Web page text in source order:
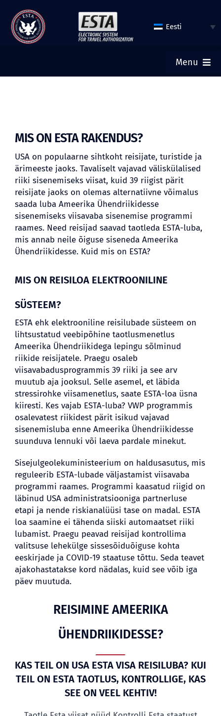
sisu
juurde
Eesti
Menu
KONTROLLIGE ESTA STAATUST
TURISMIVIISA
ABI
BLOGI
MIS ON ESTA RAKENDUS?
USA on populaarne sihtkoht reisijate, turistide ja
ärimeeste jaoks. Tavaliselt vajavad väliskülalised
riiki sisenemiseks viisat, kuid 39 riigist pärit
reisijate jaoks on olemas alternatiivne võimalus
saada luba Ameerika Ühendriikidesse
sisenemiseks viisavaba sisenemise programmi
raames. Need reisijad saavad taotleda ESTA-luba,
mis annab neile õiguse siseneda Ameerika
Ühendriikidesse. Kuid mis on ESTA?
MIS ON REISILOA ELEKTROONILINE
SÜSTEEM?
ESTA ehk elektrooniline reisilubade süsteem on
lihtsustatud veebipõhine taotlusmenetlus
Ameerika Ühendriikidega lepingu sõlminud
riikide reisijatele. Praegu osaleb
viisavabadusprogrammis 39 riiki ja see arv
muutub aja jooksul. Selle asemel, et läbida
stressirohke viisamenetlus, saate ESTA-loa üsna
kiiresti. Kes vajab ESTA-luba? VWP programmis
osalevatest riikidest pärit isikud vajavad
sisenemisluba enne Ameerika Ühendriikidesse
suunduva lennuki või laeva pardale minekut.
Sisejulgeolekuministeerium on haldusasutus, mis
reguleerib ESTA-lubade väljastamist viisavaba
programmi raames. Programmi kaasatud riigid on
läbinud USA administratsiooniga partnerluse
etapi ja nende riskianalüüsi tase on madal. ESTA
loa saamine ei tähenda siiski automaatset riiki
lubamist. Praegu peavad reisijad kontrollima
valitsuse lehekülge sissesõiduõiguse kohta
eeskirjade ja COVID-19 staatuse tõttu. Seda teavet
ajakohastatakse kord nädalas, kuid see võib iga
päev muutuda.
REISIMINE AMEERIKA
ÜHENDRIIKIDESSE?
KAS TEIL ON USA ESTA VISA REISILUBA? KUI
TEIL ON ESTA TAOTLUS, KONTROLLIGE, KAS
SEE ON VEEL KEHTIV!